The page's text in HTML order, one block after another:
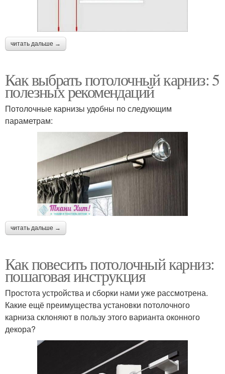
читать дальше →
Как выбрать потолочный карниз: 5
полезных рекомендаций
Потолочные карнизы удобны по следующим
параметрам:
читать дальше →
Как повесить потолочный карниз:
пошаговая инструкция
Простота устройства и сборки нами уже рассмотрена.
Какие ещё преимущества установки потолочного
карниза склоняют в пользу этого варианта оконного
декора?